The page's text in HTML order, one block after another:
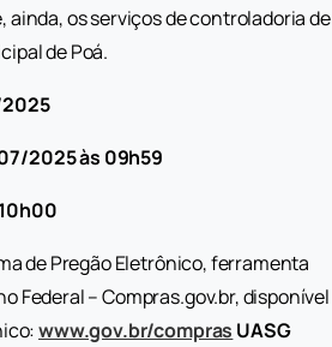
os serviços de controladoria de
de Poá.
2025
07/2025 às 09h59
de Pregão Eletrônico, ferramenta
Federal – Compras.gov.br,
www.gov.br/compras UASG